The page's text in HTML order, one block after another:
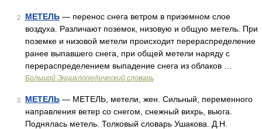
2 МЕТЕЛЬ — перенос снега ветром в приземном слое
воздуха. Различают поземок, низовую и общую метель. При
поземке и низовой метели происходит перераспределение
ранее выпавшего снега, при общей метели наряду с
перераспределением выпадение снега из облаков …
Большой Энциклопедический словарь
3 МЕТЕЛЬ — МЕТЕЛЬ, метели, жен. Сильный, переменного
направления ветер со снегом, снежный вихрь, вьюга.
Поднялась метель. Толковый словарь Ушакова. Д.Н.